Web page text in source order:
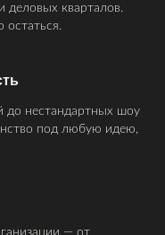
деловых кварталов.
остаться.
до нестандартных шоу
под любую идею,
— от